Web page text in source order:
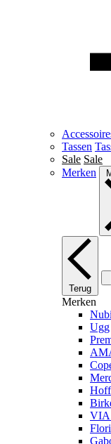
Tassen
Sale Sale
Merken
Terug
Merken
Ugg
Hoff